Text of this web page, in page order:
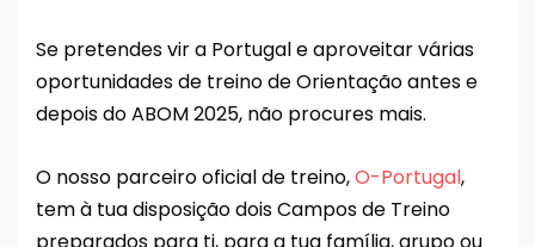
Se pretendes vir a Portugal e aproveitar várias
oportunidades de treino de Orientação antes e
depois do ABOM 2025, não procures mais.
O nosso parceiro oficial de treino,O-Portugal,
tem à tua disposição dois Campos de Treino